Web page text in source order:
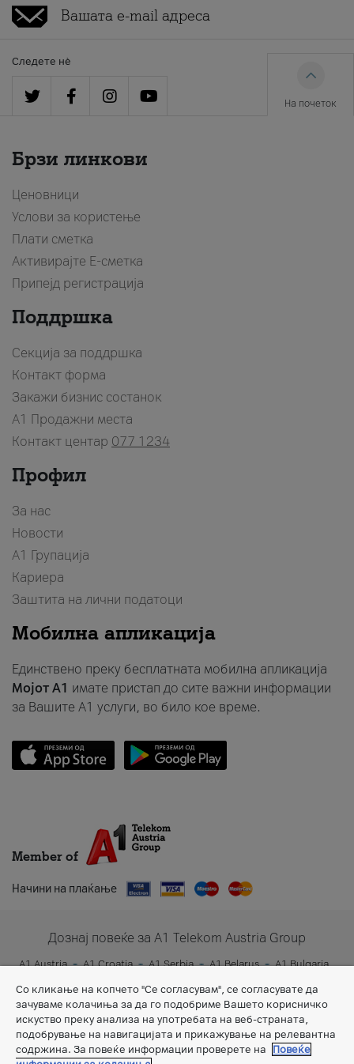
Следете нè
На почеток
Брзи линкови
Ценовници
Услови за користење
Плати сметка
Активирајте Е-сметка
Припејд регистрација
Поддршка
Секција за поддршка
Контакт форма
Закажи бизнис состанок
A1 Продажни места
Контакт центар 077 1234
Профил
За нас
Новости
А1 Групација
Кариера
Заштита на лични податоци
Мобилна апликација
Единствено преку бесплатната мобилна апликација
Мојот A1 имате пристап до сите важни информации
за Вашите A1 услуги, во било кое време.
Member of
Начини на плаќање
Дознај повеќе за A1 Telekom Austria Group
A1 Austria A1 Croatia A1 Serbia A1 Belarus
A1 Bulgaria
Со кликање на копчето "Се согласувам", се согласувате да
зачуваме колачиња за да го подобриме Вашето корисничко
искуство преку анализа на употребата на веб-страната,
подобрување на навигацијата и прикажување на релевантна
содржина. За повеќе информации проверете на
Повеќе